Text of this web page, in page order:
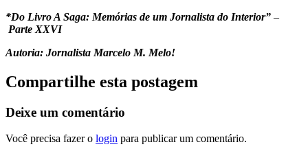
*Do Livro A Saga: Memórias de um Jornalista do Interior” –
Parte XXVI
Autoria: Jornalista Marcelo M. Melo!
Compartilhe esta postagem
Deixe um comentário
Você precisa fazer o login para publicar um comentário.